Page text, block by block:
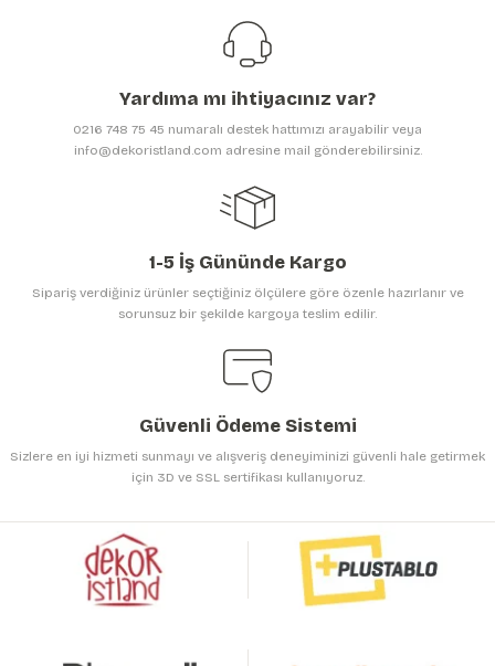
Ürün resmi kalitesiz, bozuk veya görüntülenemiyor.
Ürün bilgilerinde hatalar bulunuyor.
Gönder
Yardıma mı ihtiyacınız var?
0216 748 75 45 numaralı destek hattımızı arayabilir veya
info@dekoristland.com adresine mail gönderebilirsiniz.
1-5 İş Gününde Kargo
Sipariş verdiğiniz ürünler seçtiğiniz ölçülere göre özenle hazırlanır ve
sorunsuz bir şekilde kargoya teslim edilir.
Güvenli Ödeme Sistemi
Sizlere en iyi hizmeti sunmayı ve alışveriş deneyiminizi güvenli hale getirmek
için 3D ve SSL sertifikası kullanıyoruz.